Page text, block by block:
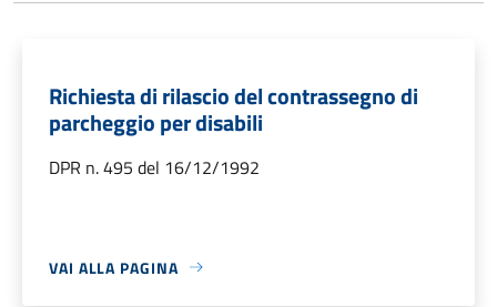
Richiesta di rilascio del contrassegno di
parcheggio per disabili
DPR n. 495 del 16/12/1992
VAI ALLA PAGINA